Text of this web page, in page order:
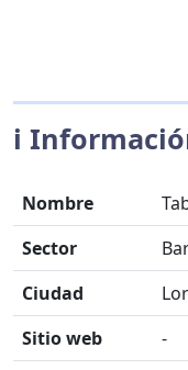
ℹ️
Nombre
Sector
Ciudad
Sitio web
-